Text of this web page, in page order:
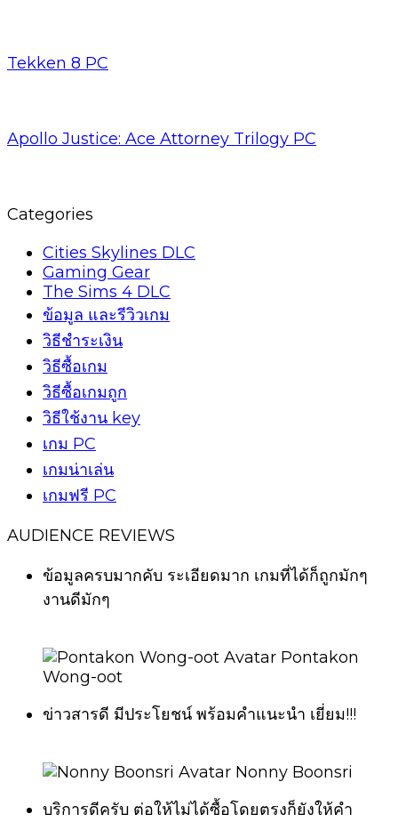
Tekken 8 PC
Apollo Justice: Ace Attorney Trilogy PC
Categories
Cities Skylines DLC
Gaming Gear
The Sims 4 DLC
ข้อมูล และรีวิวเกม
วิธีชำระเงิน
วิธีซื้อเกม
วิธีซื้อเกมถูก
วิธีใช้งาน key
เกม PC
เกมน่าเล่น
เกมฟรี PC
AUDIENCE REVIEWS
ข้อมูลครบมากคับ ระเอียดมาก เกมที่ได้ก็ถูกมักๆ
งานดีมักๆ
Pontakon
Wong-oot
ข่าวสารดี มีประโยชน์ พร้อมคำแนะนำ เยี่ยม!!!
Nonny Boonsri
บริการดีครับ ต่อให้ไม่ได้ซื้อโดยตรงก็ยังให้คำ